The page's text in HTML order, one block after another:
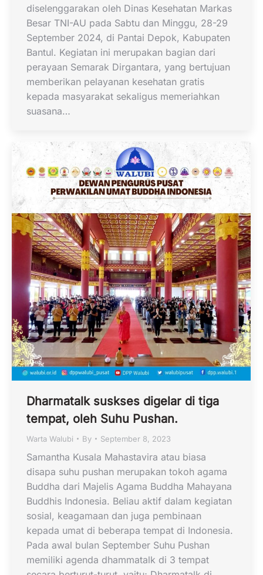
diselenggarakan oleh Dinas Kesehatan Markas
Besar TNI-AU pada Sabtu dan Minggu, 28-29
September 2024, di Pantai Depok, Kabupaten
Bantul. Kegiatan ini merupakan bagian dari
perayaan Semarak Dirgantara, yang bertujuan
memberikan pelayanan kesehatan gratis
kepada masyarakat sekaligus memeriahkan
suasana…
Dharmatalk suskses digelar di tiga
tempat, oleh Suhu Pushan.
Warta Walubi By September 8, 2023
Samantha Kusala Mahastavira atau biasa
disapa suhu pushan merupakan tokoh agama
Buddha dari Majelis Agama Buddha Mahayana
Buddhis Indonesia. Beliau aktif dalam kegiatan
sosial, keagamaan dan juga pembinaan
kepada umat di beberapa tempat di Indonesia.
Pada awal bulan September Suhu Pushan
memiliki agenda dhammatalk di 3 tempat